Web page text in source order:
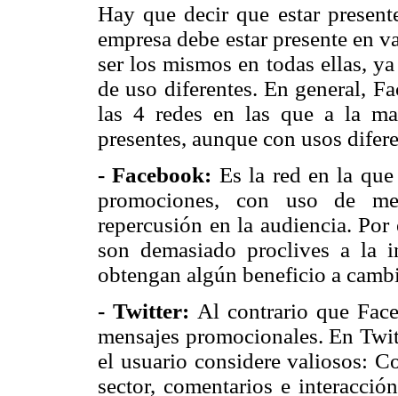
Hay que decir que estar
empresa debe estar presente en
ser los mismos en todas ellas,
de uso diferentes. En general,
las 4 redes en las que a la
presentes, aunque con usos
- Facebook: Es la red en la
promociones, con uso de
repercusión en la audiencia.
son demasiado proclives a la
obtengan algún beneficio a
- Twitter: Al contrario que
mensajes promocionales. En
el usuario considere valiosos:
sector, comentarios e